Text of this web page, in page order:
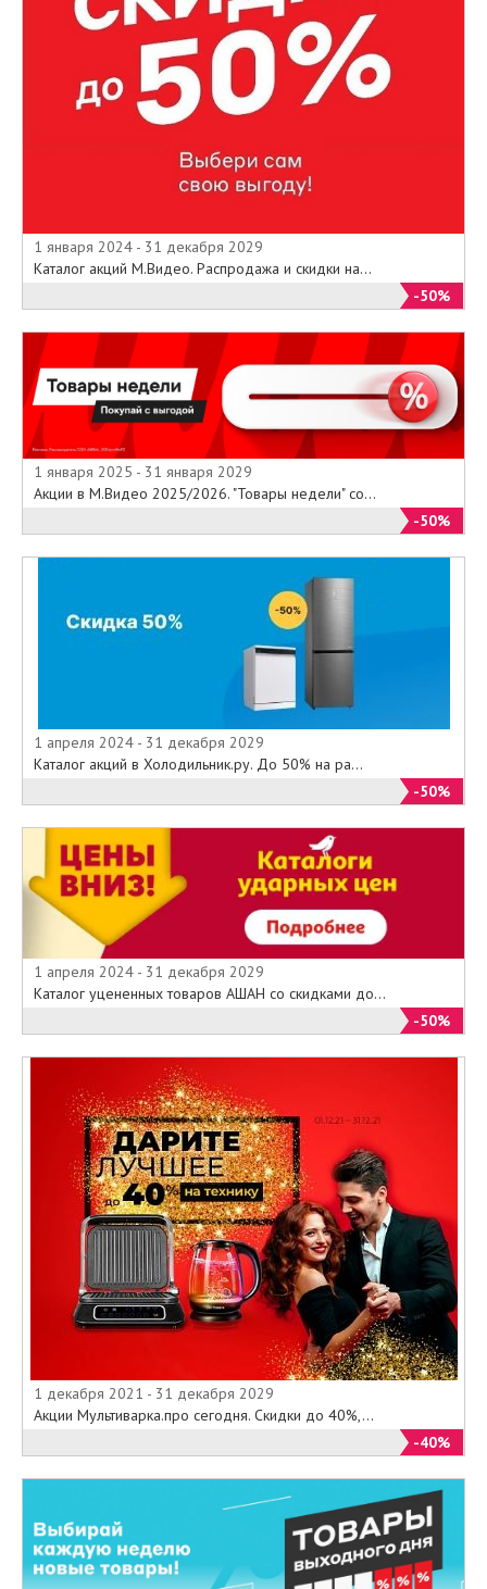
1 января 2024 - 31 декабря 2029
Каталог акций М.Видео. Распродажа и скидки на...
-50%
1 января 2025 - 31 января 2029
Акции в М.Видео 2025/2026. "Товары недели" со...
-50%
1 апреля 2024 - 31 декабря 2029
Каталог акций в Холодильник.ру. До 50% на ра...
-50%
1 апреля 2024 - 31 декабря 2029
Каталог уцененных товаров АШАН со скидками до...
-50%
1 декабря 2021 - 31 декабря 2029
Акции Мультиварка.про сегодня. Скидки до 40%,...
-40%